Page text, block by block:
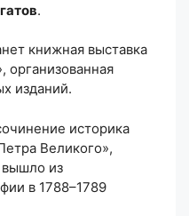
.
книжная выставка
организованная
изданий.
историка
Великого»,
вышло из
в 1788–1789